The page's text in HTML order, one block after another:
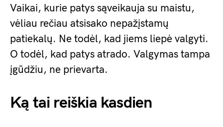
Vaikai, kurie patys sąveikauja su maistu,
vėliau rečiau atsisako nepažįstamų
patiekalų. Ne todėl, kad jiems liepė valgyti.
O todėl, kad patys atrado. Valgymas tampa
įgūdžiu, ne prievarta.
Ką tai reiškia kasdien